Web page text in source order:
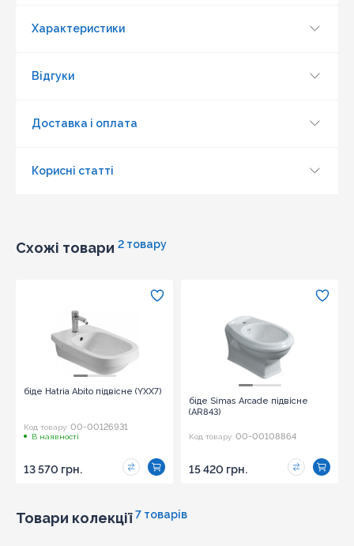
Характеристики
Відгуки
Доставка і оплата
Корисні статті
Схожі товари 2 товару
біде Hatria Abito підвісне (YXX7)
Код товару: 00-00126931
В наявності
13 570 грн.
біде Simas Arcade підвісне
(AR843)
Код товару: 00-00108864
15 420 грн.
Товари колекції 7 товарів